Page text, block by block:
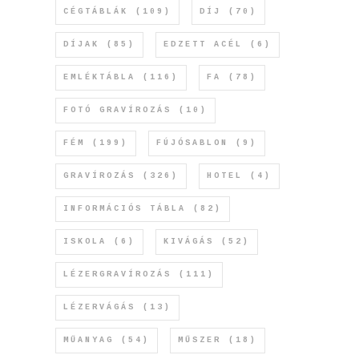
CÉGTÁBLÁK (109) DÍJ (70)
DÍJAK (85) EDZETT ACÉL (6)
EMLÉKTÁBLA (116) FA (78)
FOTÓ GRAVÍROZÁS (10)
FÉM (199) FÚJÓSABLON (9)
GRAVÍROZÁS (326) HOTEL (4)
INFORMÁCIÓS TÁBLA (82)
ISKOLA (6) KIVÁGÁS (52)
LÉZERGRAVÍROZÁS (111)
LÉZERVÁGÁS (13)
MŰANYAG (54) MŰSZER (18)